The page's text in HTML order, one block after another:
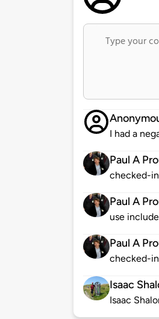
I had a
Paul A
checked-in
Paul A
use
Paul A
checked-in
Isaac
Isaac